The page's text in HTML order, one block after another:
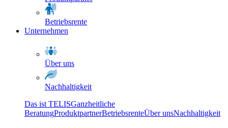
Betriebsrente
Unternehmen
Über uns
Nachhaltigkeit
Das ist TELISGanzheitliche
BeratungProduktpartnerBetriebsrenteÜber unsNachhaltigkeit